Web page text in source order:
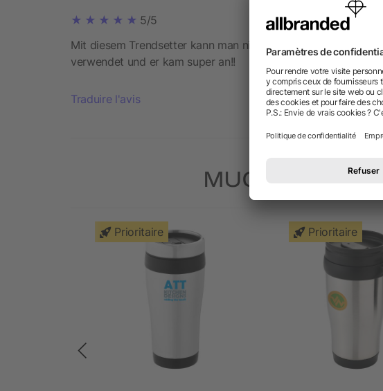
5/5
Mit diesem Trendsetter kann man nichts falsch machen!
verwendet und er kam super an!!
Traduire l'avis
MUGS
Prioritaire Prioritaire